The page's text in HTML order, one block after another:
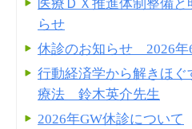
医療ＤＸ推進体制整備
らせ
休診のお知らせ 2026年
行動経済学から解きほ
療法 鈴木英介先生
2026年GW休診について